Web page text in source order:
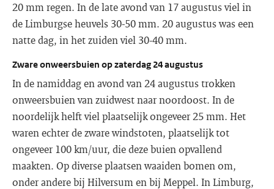
20 mm regen. In de late avond van 17 augustus viel in
de Limburgse heuvels 30-50 mm. 20 augustus was een
natte dag, in het zuiden viel 30-40 mm.
Zware onweersbuien op zaterdag 24 augustus
In de namiddag en avond van 24 augustus trokken
onweersbuien van zuidwest naar noordoost. In de
noordelijk helft viel plaatselijk ongeveer 25 mm. Het
waren echter de zware windstoten, plaatselijk tot
ongeveer 100 km/uur, die deze buien opvallend
maakten. Op diverse plaatsen waaiden bomen om,
onder andere bij Hilversum en bij Meppel. In Limburg,